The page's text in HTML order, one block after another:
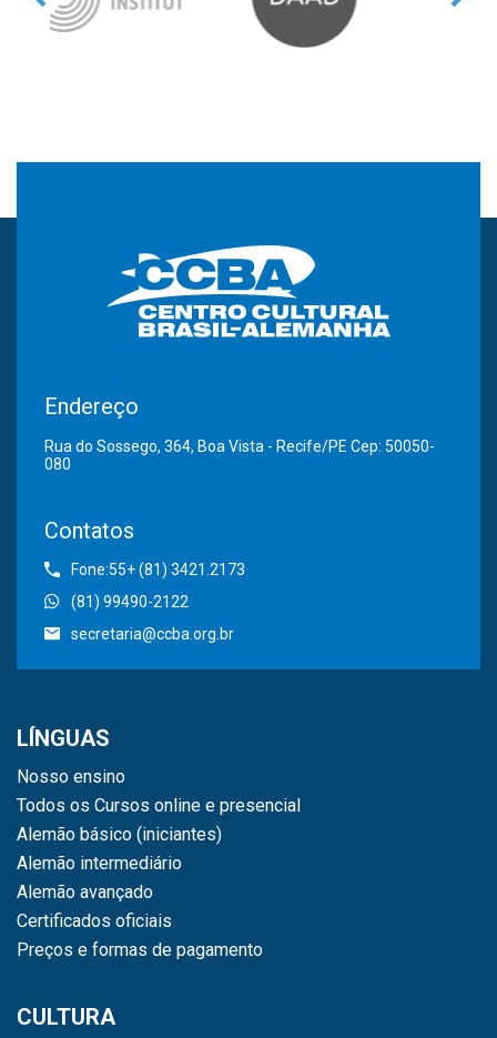
Endereço
Rua do Sossego, 364, Boa Vista - Recife/PE Cep: 50050-
080
Contatos
Fone:55+ (81) 3421.2173
(81) 99490-2122
secretaria@ccba.org.br
LÍNGUAS
Nosso ensino
Todos os Cursos online e presencial
Alemão básico (iniciantes)
Alemão intermediário
Alemão avançado
Certificados oficiais
Preços e formas de pagamento
CULTURA